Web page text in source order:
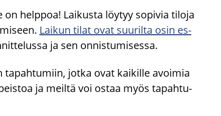
help­poa! Lai­kus­ta löy­tyy so­pi­via ti­lo­ja
Lai­kun tilat ovat suu­ril­ta osin es­
ja sen on­nis­tu­mi­ses­sa.
jotka ovat kai­kil­le avoi­mia
ja meil­tä voi ostaa myös ta­pah­tu­